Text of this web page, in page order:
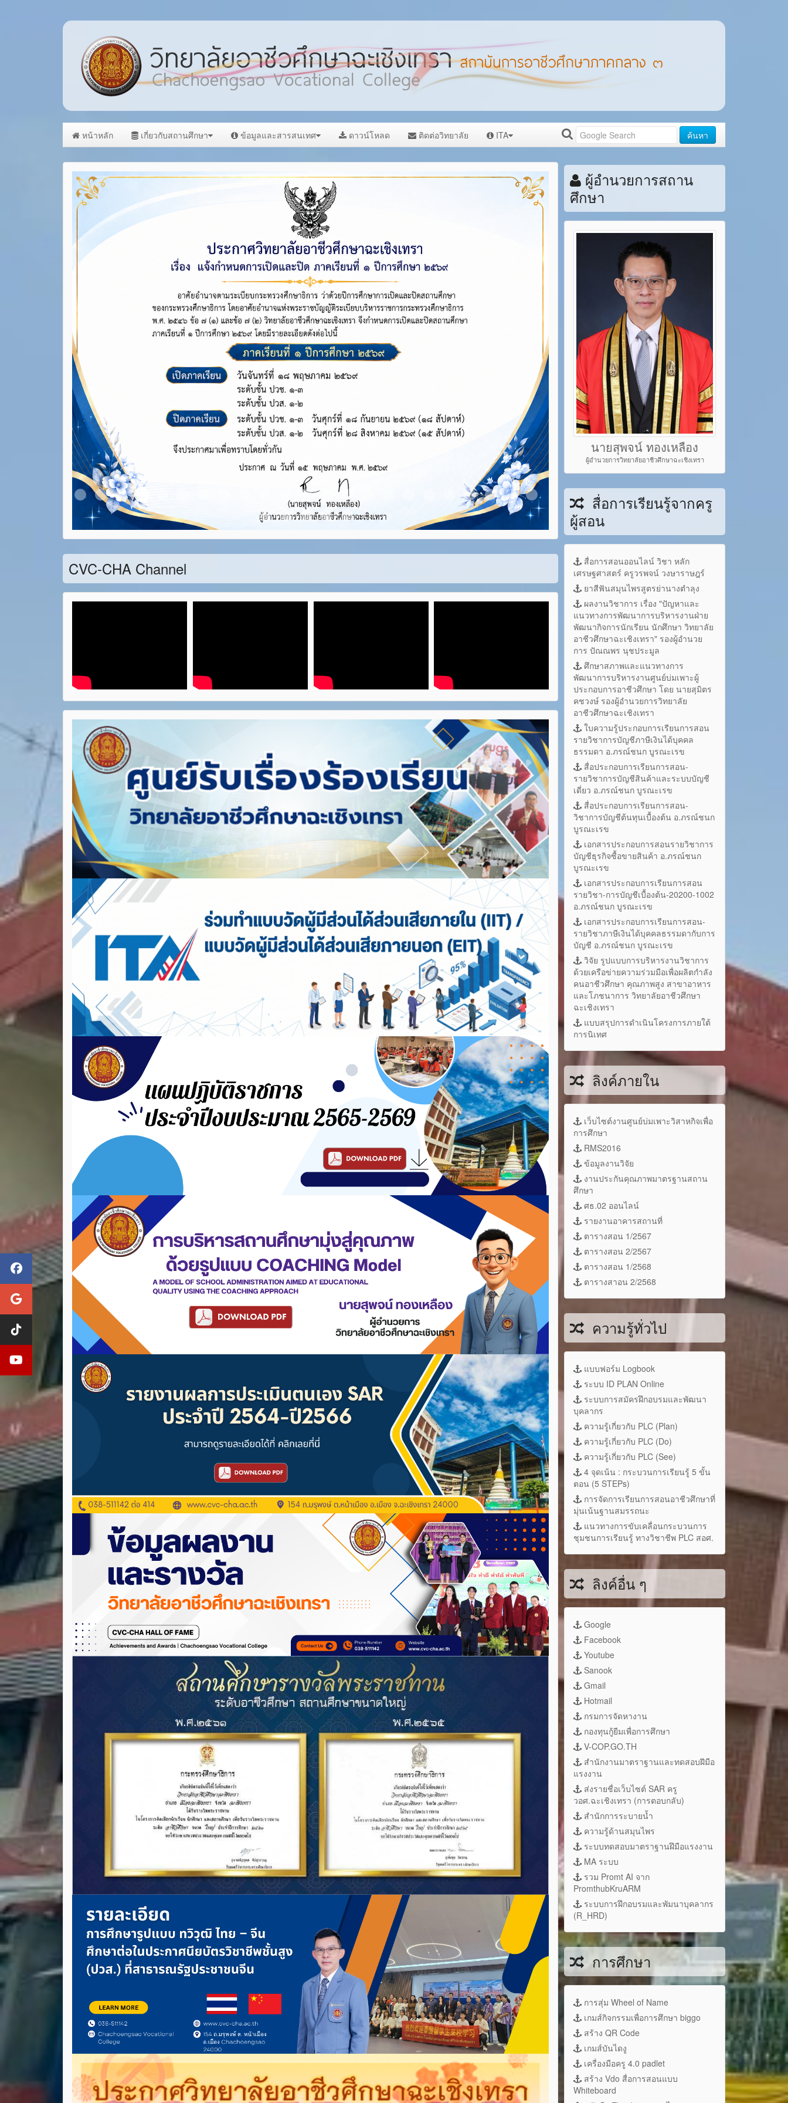
หน้าหลัก เกี่ยวกับสถานศึกษา ข้อมูลและสารสนเทศ ดาวน์โหลด ติดต่อวิทยาลัย ITA ค้นหา
Item 1Item 2Item 3 Item 11Item 12Item 13 Item 18Item 19Item 20Item 21Item 22Item 23
Item 24Item 25Item 26Item 27Item 28
CVC-CHA Channel
ผู้อำนวยการสถาน
ศึกษา
นายสุพจน์ ทองเหลือง
ผู้อำนวยการวิทยาลัยอาชีวศึกษาฉะเชิงเทรา
สื่อการเรียนรู้จากครู
ผู้สอน
สื่อการสอนออนไลน์ วิชา หลัก
เศรษฐศาสตร์ ครูวรพจน์ วงษาราษฎร์
ยาสีฟันสมุนไพรสูตรย่านางตำลุง
ผลงานวิชาการ เรื่อง "ปัญหาและ
แนวทางการพัฒนาการบริหารงานฝ่าย
พัฒนากิจการนักเรียน นักศึกษา วิทยาลัย
อาชีวศึกษาฉะเชิงเทรา" รองผู้อำนวย
การ ปัณณพร นุชประมูล
ศึกษาสภาพและแนวทางการ
พัฒนาการบริหารงานศูนย์บ่มเพาะผู้
ประกอบการอาชีวศึกษา โดย นายสุมิตร
คชวงษ์ รองผู้อำนวยการวิทยาลัย
อาชีวศึกษาฉะเชิงเทรา
ใบความรู้ประกอบการเรียนการสอน
รายวิชาการบัญชีภาษีเงินได้บุคคล
ธรรมดา อ.ภรณ์ชนก บูรณะเรข
สื่อประกอบการเรียนการสอน-
รายวิชาการบัญชีสินค้าและระบบบัญชี
เดี่ยว อ.ภรณ์ชนก บูรณะเรข
สื่อประกอบการเรียนการสอน-
วิชาการบัญชีต้นทุนเบื้องต้น อ.ภรณ์ชนก
บูรณะเรข
เอกสารประกอบการสอนรายวิชาการ
บัญชีธุรกิจซื้อขายสินค้า อ.ภรณ์ชนก
บูรณะเรข
เอกสารประกอบการเรียนการสอน
รายวิชา-การบัญชีเบื้องต้น-20200-1002
อ.ภรณ์ชนก บูรณะเรข
เอกสารประกอบการเรียนการสอน-
รายวิชาภาษีเงินได้บุคคลธรรมดากับการ
บัญชี อ.ภรณ์ชนก บูรณะเรข
วิจัย รูปแบบการบริหารงานวิชาการ
ด้วยเครือข่ายความร่วมมือเพื่อผลิตกำลัง
คนอาชีวศึกษา คุณภาพสูง สาขาอาหาร
และโภชนาการ วิทยาลัยอาชีวศึกษา
ฉะเชิงเทรา
แบบสรุปการดำเนินโครงการภายใต้
การนิเทศ
ลิงค์ภายใน
เว็บไซต์งานศูนย์บ่มเพาะวิสาหกิจเพื่อ
การศึกษา
RMS2016
ข้อมูลงานวิจัย
งานประกันคุณภาพมาตรฐานสถาน
ศึกษา
ศธ.02 ออนไลน์
รายงานอาคารสถานที่
ตารางสอน 1/2567
ตารางสอน 2/2567
ตารางสอน 1/2568
ตารางสาอน 2/2568
ความรู้ทั่วไป
แบบฟอร์ม Logbook
ระบบ ID PLAN Online
ระบบการสมัครฝึกอบรมและพัฒนา
บุคลากร
ความรู้เกี่ยวกับ PLC (Plan)
ความรู้เกี่ยวกับ PLC (Do)
ความรู้เกี่ยวกับ PLC (See)
4 จุดเน้น : กระบวนการเรียนรู้ 5 ขั้น
ตอน (5 STEPs)
การจัดการเรียนการสอนอาชีวศึกษาที่
มุ่นเน้นฐานสมรรถนะ
แนวทางการขับเคลื่อนกระบวนการ
ชุมชนการเรียนรู้ ทางวิชาชีพ PLC สอศ.
ลิงค์อื่น ๆ
Google
Facebook
Youtube
Sanook
Gmail
Hotmail
กรมการจัดหางาน
กองทุนกู้ยืมเพื่อการศึกษา
V-COP.GO.TH
สำนักงานมาตราฐานและทดสอบฝีมือ
แรงงาน
ส่งรายชื่อเว็บไซต์ SAR ครู
วอศ.ฉะเชิงเทรา (การตอบกลับ)
สำนักการระบายน้ำ
ความรู้ด้านสมุนไพร
ระบบทดสอบมาตราฐานฝึมือแรงงาน
MA ระบบ
รวม Promt AI จาก
PromthubKruARM
ระบบการฝึกอบรมและพัมนาบุคลากร
(R_HRD)
การศึกษา
การสุ่ม Wheel of Name
เกมส์กิจกรรมเพื่อการศึกษา biggo
สร้าง QR Code
เกมส์บันไดงู
เครื่องมือครู 4.0 padlet
สร้าง Vdo สื่อการสอนแบบ
Whiteboard